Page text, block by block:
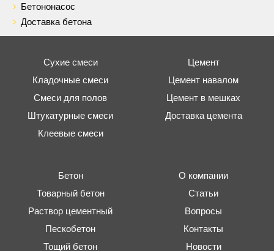
Бетононасос
Доставка бетона
Сухие смеси
Кладочные смеси
Смеси для полов
Штукатурные смеси
Клеевые смеси
Цемент
Цемент навалом
Цемент в мешках
Доставка цемента
Бетон
Товарный бетон
Раствор цементный
Пескобетон
Тощий бетон
О компании
Статьи
Вопросы
Контакты
Новости